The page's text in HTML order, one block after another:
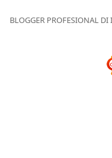
BLOGGER PROFESIONAL